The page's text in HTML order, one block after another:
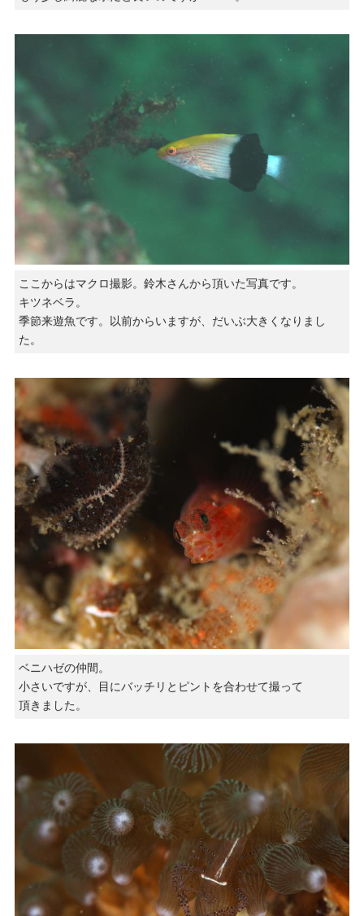
ここからはマクロ撮影。鈴木さんから頂いた写真です。
キツネベラ。
季節来遊魚です。以前からいますが、だいぶ大きくなりまし
た。
ベニハゼの仲間。
小さいですが、目にバッチリとピントを合わせて撮って
頂きました。